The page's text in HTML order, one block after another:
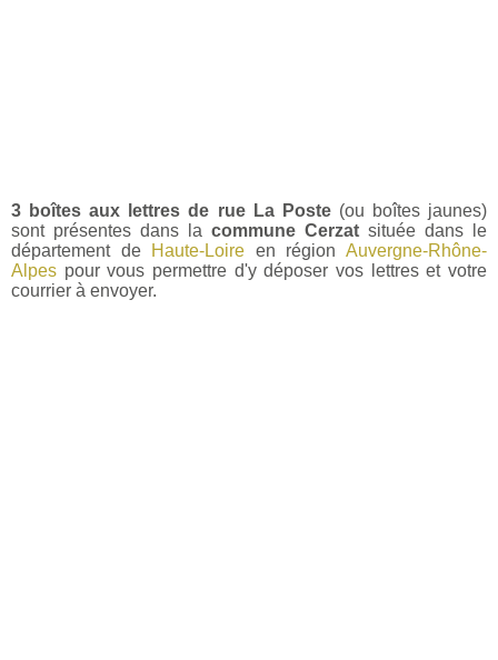
3 boîtes aux lettres de rue La Poste(ou boîtes jaunes)
sont présentes dans la commune Cerzat située dans le
département de
Haute-Loire en régionAuvergne-Rhône-
Alpes pour vous permettre d'y déposer vos lettres et votre
courrier à envoyer.